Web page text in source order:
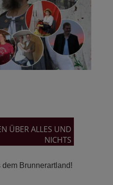
ÜBER ALLES UND
NICHTS
dem Brunnerartland!